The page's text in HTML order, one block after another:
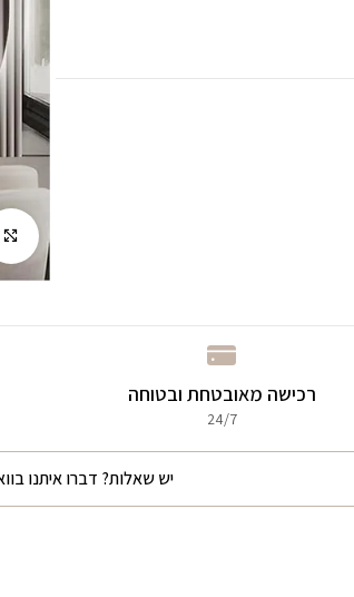
רכישה מאובטחת ובטוחה
24/7
יש שאלות? דברו איתנו